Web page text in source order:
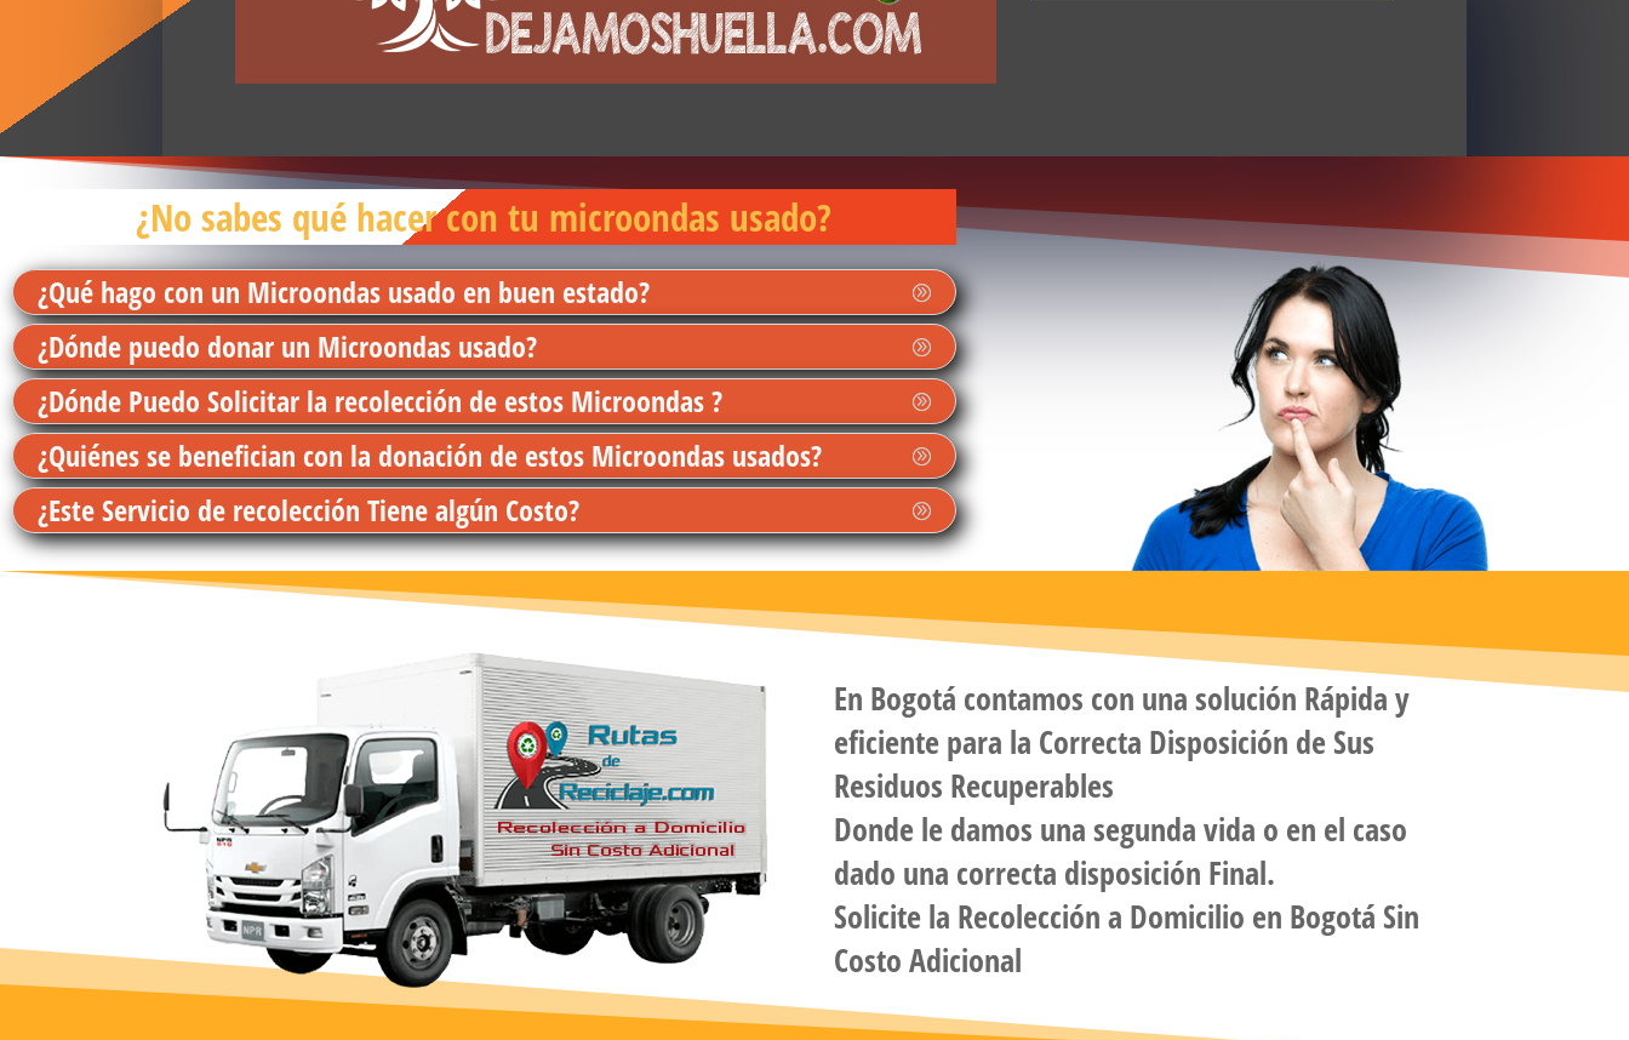
¿No sabes qué hacer con tu microondas usado?
¿Qué hago con un Microondas usado en buen estado?
¿Dónde puedo donar un Microondas usado?
¿Dónde Puedo Solicitar la recolección de estos Microondas ?
¿Quiénes se benefician con la donación de estos Microondas usados?
¿Este Servicio de recolección Tiene algún Costo?
En Bogotá contamos con una solución Rápida y
eficiente para la Correcta Disposición de Sus
Residuos Recuperables
Donde le damos una segunda vida o en el caso
dado una correcta disposición Final.
Solicite la Recolección a Domicilio en Bogotá Sin
Costo Adicional